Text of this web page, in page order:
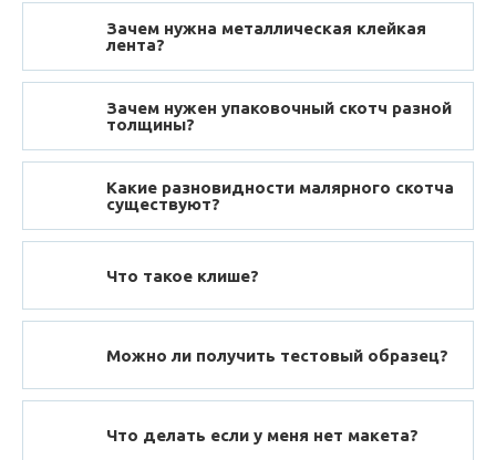
Зачем нужна металлическая клейкая
лента?
Зачем нужен упаковочный скотч разной
толщины?
Какие разновидности малярного скотча
существуют?
Что такое клише?
Можно ли получить тестовый образец?
Что делать если у меня нет макета?